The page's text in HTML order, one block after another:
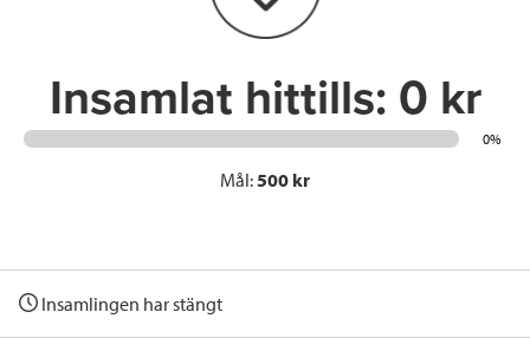
n
Insamlat hittills: 0 kr
0%
Mål:500 kr
Insamlingen har stängt